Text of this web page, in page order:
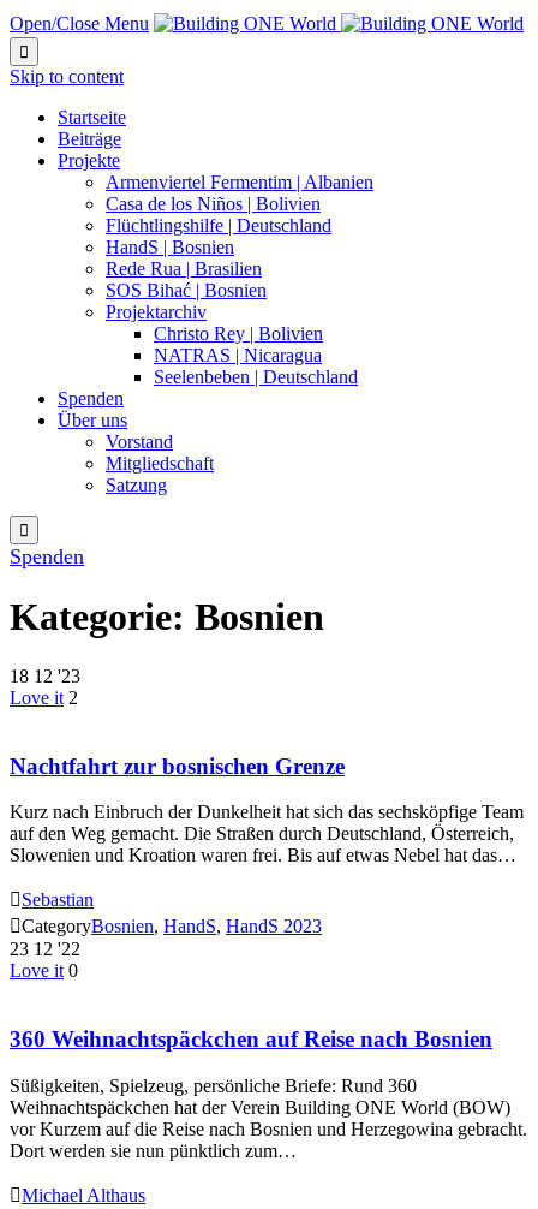
Open/Close Menu

Skip to content
Startseite
Beiträge
Projekte
Armenviertel Fermentim | Albanien
Casa de los Niños | Bolivien
Flüchtlingshilfe | Deutschland
HandS | Bosnien
Rede Rua | Brasilien
SOS Bihać | Bosnien
Projektarchiv
Christo Rey | Bolivien
NATRAS | Nicaragua
Seelenbeben | Deutschland
Spenden
Über uns
Vorstand
Mitgliedschaft
Satzung

Spenden
Kategorie: Bosnien
18 12 '23
Love it 2
Nachtfahrt zur bosnischen Grenze
Kurz nach Einbruch der Dunkelheit hat sich das sechsköpfige Team
auf den Weg gemacht. Die Straßen durch Deutschland, Österreich,
Slowenien und Kroation waren frei. Bis auf etwas Nebel hat das…
Sebastian
CategoryBosnien, HandS, HandS 2023
23 12 '22
Love it 0
360 Weihnachtspäckchen auf Reise nach Bosnien
Süßigkeiten, Spielzeug, persönliche Briefe: Rund 360
Weihnachtspäckchen hat der Verein Building ONE World (BOW)
vor Kurzem auf die Reise nach Bosnien und Herzegowina gebracht.
Dort werden sie nun pünktlich zum…
Michael Althaus